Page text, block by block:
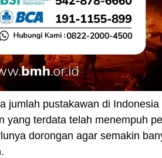
jumlah pustakawan di
yang terdata telah menempuh
dorongan agar semakin